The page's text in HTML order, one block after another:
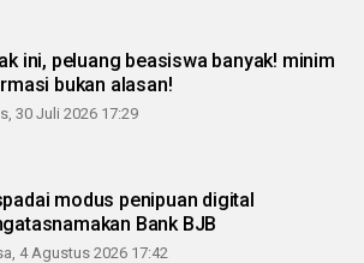
ini, peluang beasiswa banyak! minim
bukan alasan!
30 Juli 2026 17:29
modus penipuan digital
Bank BJB
4 Agustus 2026 17:42